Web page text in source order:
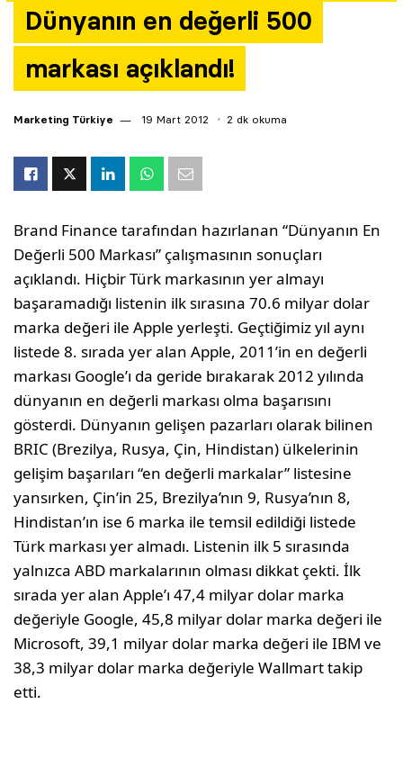
Dünyanın en değerli 500
markası açıklandı!
Marketing Türkiye 19 Mart 2012 2 dk okuma
Brand Finance tarafından hazırlanan “Dünyanın En
Değerli 500 Markası” çalışmasının sonuçları
açıklandı. Hiçbir Türk markasının yer almayı
başaramadığı listenin ilk sırasına 70.6 milyar dolar
marka değeri ile Apple yerleşti. Geçtiğimiz yıl aynı
listede 8. sırada yer alan Apple, 2011’in en değerli
markası Google’ı da geride bırakarak 2012 yılında
dünyanın en değerli markası olma başarısını
gösterdi. Dünyanın gelişen pazarları olarak bilinen
BRIC (Brezilya, Rusya, Çin, Hindistan) ülkelerinin
gelişim başarıları “en değerli markalar” listesine
yansırken, Çin’in 25, Brezilya’nın 9, Rusya’nın 8,
Hindistan’ın ise 6 marka ile temsil edildiği listede
Türk markası yer almadı. Listenin ilk 5 sırasında
yalnızca ABD markalarının olması dikkat çekti. İlk
sırada yer alan Apple’ı 47,4 milyar dolar marka
değeriyle Google, 45,8 milyar dolar marka değeri ile
Microsoft, 39,1 milyar dolar marka değeri ile IBM ve
38,3 milyar dolar marka değeriyle Wallmart takip
etti.
Yazarlar
Araştırma